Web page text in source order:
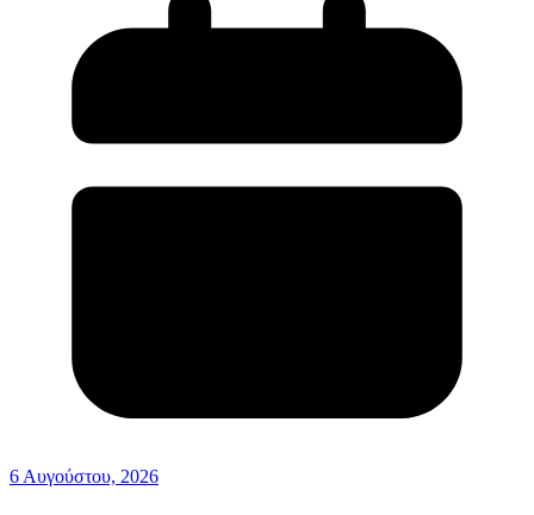
6 Αυγούστου, 2026